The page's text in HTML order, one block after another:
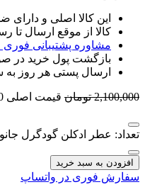
این کالا اصلی و
کالا از موقع ارسال
مشاوره پشتیبانی
بازگشت پول خرید در
ارسال پستی هر روز
2,100,000 تومان قیمت اصلی 2,100,000 تومان بود.
تعداد: عطر ادکلن گودگرل
افزودن به سبد خرید
سفارش فوری در واتساپ